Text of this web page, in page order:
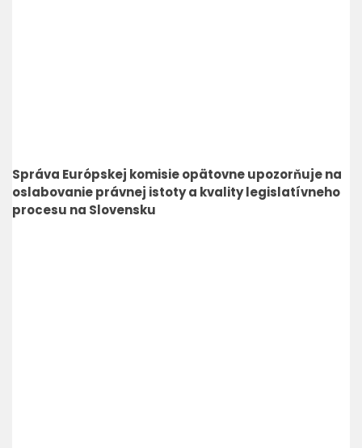
Správa Európskej komisie opätovne upozorňuje na
oslabovanie právnej istoty a kvality legislatívneho
procesu na Slovensku